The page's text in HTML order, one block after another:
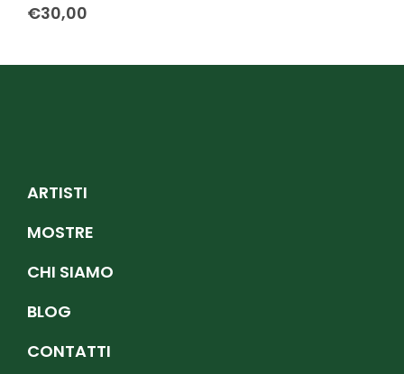
€30,00
ARTISTI
MOSTRE
CHI SIAMO
BLOG
CONTATTI